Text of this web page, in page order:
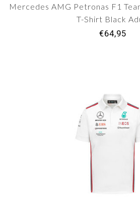
Mercedes AMG Petronas F1
T-Shirt Black
€64,95